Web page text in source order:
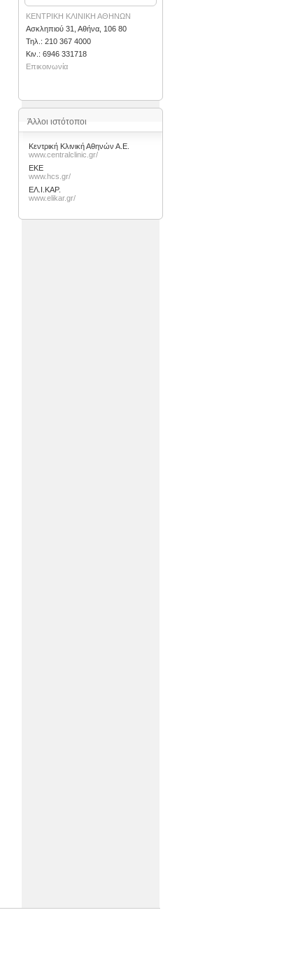
ΚΕΝΤΡΙΚΗ ΚΛΙΝΙΚΗ ΑΘΗΝΩΝ
Ασκληπιού 31, Αθήνα, 106 80
Τηλ.: 210 367 4000
Kιν.: 6946 331718
Επικοινωνία
Άλλοι ιστότοποι
Κεντρική Κλινική Αθηνών Α.Ε.
www.centralclinic.gr/
ΕΚΕ
www.hcs.gr/
ΕΛ.Ι.ΚΑΡ.
www.elikar.gr/